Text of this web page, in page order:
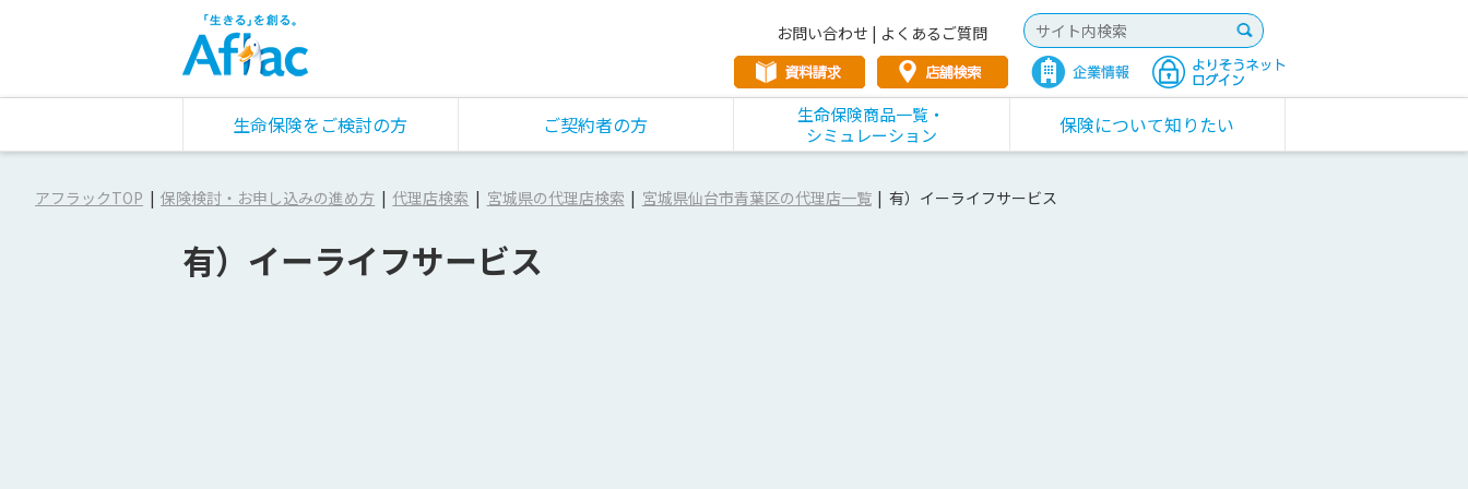
お問い合わせ | よくあるご質問
生命保険をご検討の方 ご契約者の方
生命保険商品一覧・
シミュレーション
保険について知りたい
アフラックTOP 保険検討・お申し込みの進め方 代理店検索 宮城県の代理店検索 宮城県仙台市青葉区の代理店一覧 有）イーライフサービス
有）イーライフサービス